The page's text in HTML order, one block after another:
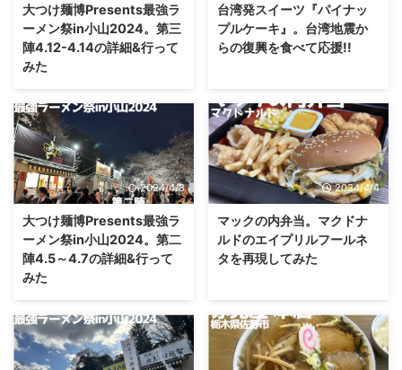
大つけ麺博Presents最強ラ
ーメン祭in小山2024。第三
陣4.12-4.14の詳細&行って
みた
台湾発スイーツ『パイナッ
プルケーキ』。台湾地震か
らの復興を食べて応援!!
2024/4/8
大つけ麺博Presents最強ラ
ーメン祭in小山2024。第二
陣4.5～4.7の詳細&行って
みた
2024/4/4
マックの内弁当。マクドナ
ルドのエイプリルフールネ
タを再現してみた